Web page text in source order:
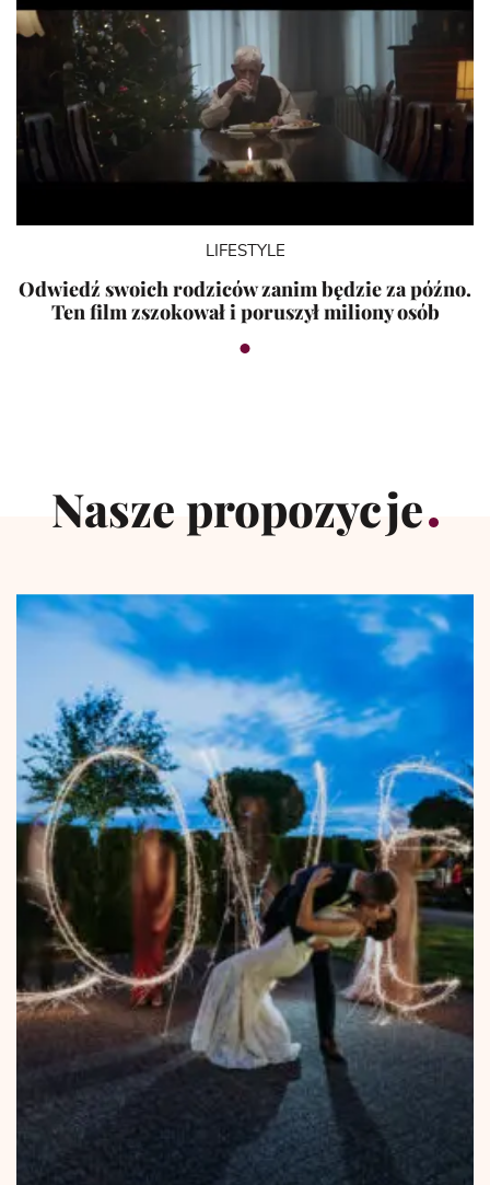
LIFESTYLE
Odwiedź swoich rodziców zanim będzie za późno.
Ten film zszokował i poruszył miliony osób
Nasze propozycje